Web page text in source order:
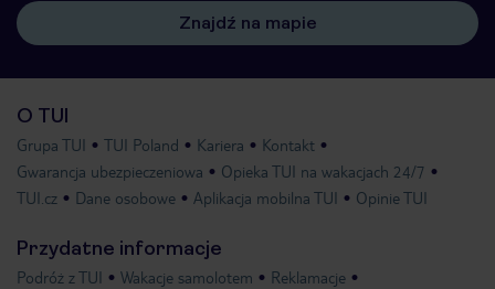
Znajdź na mapie
O TUI
Grupa TUI TUI Poland Kariera
Kontakt
Gwarancja ubezpieczeniowa
Opieka TUI na wakacjach 24/7
TUI.cz
Dane osobowe Aplikacja mobilna TUI Opinie TUI
Przydatne informacje
Podróż z TUI Wakacje samolotem Reklamacje